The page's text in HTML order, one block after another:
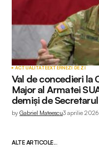
ACTUALITATEEXTERNEZI DE ZI
Val de concedieri la
Major al Armatei
demiși de
by Gabriel Mateescu3 aprilie 2026
ALTE ARTICOLE...